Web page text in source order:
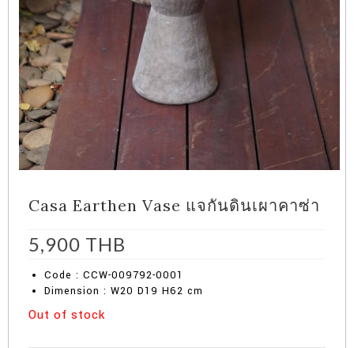
Casa Earthen Vase แจกันดินเผาคาซ่า
5,900 THB
Code : CCW-009792-0001
Dimension : W20 D19 H62 cm
Out of stock